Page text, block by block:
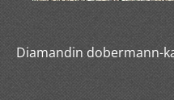
Diamandin dobermann-